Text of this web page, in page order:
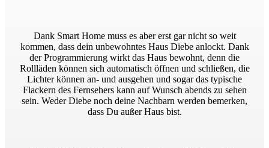
Dank Smart Home muss es aber erst gar nicht so weit
kommen, dass dein unbewohntes Haus Diebe anlockt. Dank
der Programmierung wirkt das Haus bewohnt, denn die
Rollläden können sich automatisch öffnen und schließen, die
Lichter können an- und ausgehen und sogar das typische
Flackern des Fernsehers kann auf Wunsch abends zu sehen
sein. Weder Diebe noch deine Nachbarn werden bemerken,
dass Du außer Haus bist.